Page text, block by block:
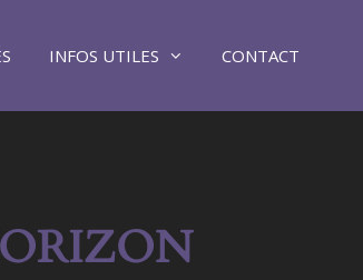
INFOS UTILES CONTACT